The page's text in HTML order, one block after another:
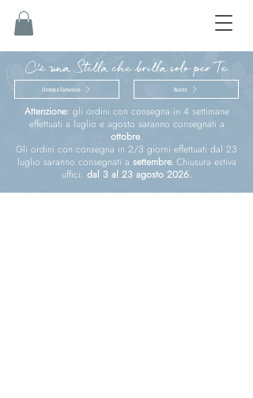
C'è una Stella che brilla solo per Te
Cresima e Comunione Nascita
Attenzione: gli ordini con consegna in 4 settimane
effettuati a luglio e agosto saranno consegnati a
ottobre.
Gli ordini con consegna in 2/3 giorni effettuati dal 23
luglio saranno consegnati a settembre.Chiusura estiva
uffici: dal 3 al 23 agosto 2026.